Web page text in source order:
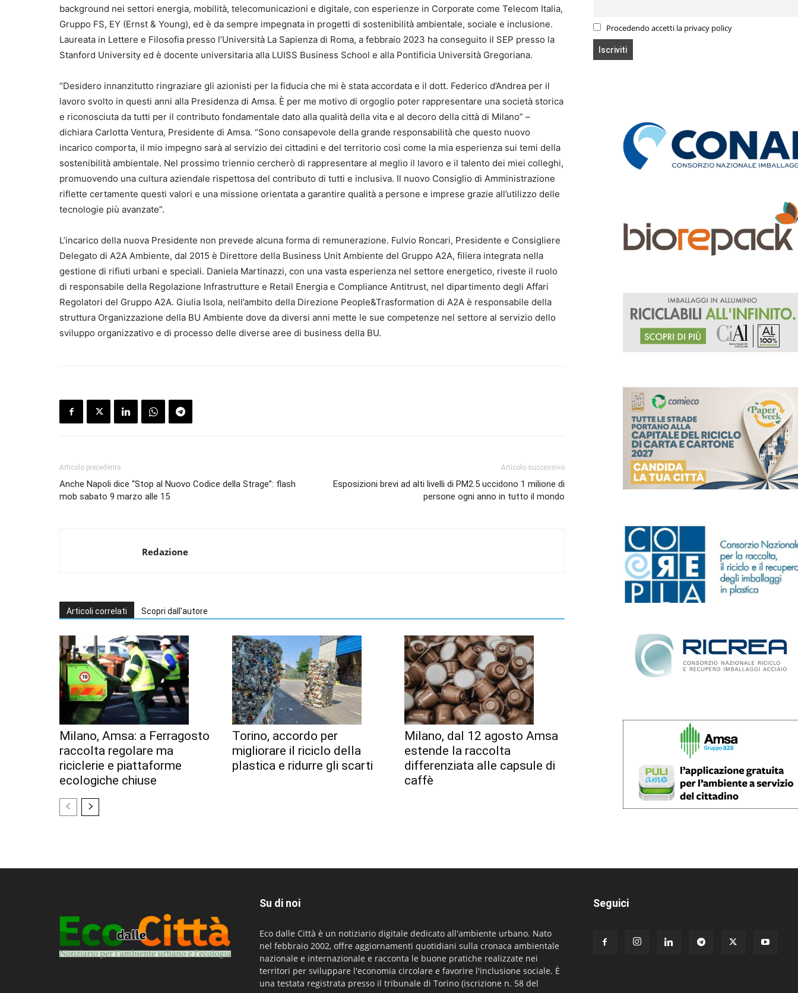
background nei settori energia, mobilità, telecomunicazioni e digitale, con esperienze in Corporate come Telecom Italia,
Gruppo FS, EY (Ernst & Young), ed è da sempre impegnata in progetti di sostenibilità ambientale, sociale e inclusione.
Laureata in Lettere e Filosofia presso l’Università La Sapienza di Roma, a febbraio 2023 ha conseguito il SEP presso la
Stanford University ed è docente universitaria alla LUISS Business School e alla Pontificia Università Gregoriana.
“Desidero innanzitutto ringraziare gli azionisti per la fiducia che mi è stata accordata e il dott. Federico d’Andrea per il
lavoro svolto in questi anni alla Presidenza di Amsa. È per me motivo di orgoglio poter rappresentare una società storica
e riconosciuta da tutti per il contributo fondamentale dato alla qualità della vita e al decoro della città di Milano” –
dichiara Carlotta Ventura, Presidente di Amsa. “Sono consapevole della grande responsabilità che questo nuovo
incarico comporta, il mio impegno sarà al servizio dei cittadini e del territorio così come la mia esperienza sui temi della
sostenibilità ambientale. Nel prossimo triennio cercherò di rappresentare al meglio il lavoro e il talento dei miei colleghi,
promuovendo una cultura aziendale rispettosa del contributo di tutti e inclusiva. Il nuovo Consiglio di Amministrazione
riflette certamente questi valori e una missione orientata a garantire qualità a persone e imprese grazie all’utilizzo delle
tecnologie più avanzate”.
L’incarico della nuova Presidente non prevede alcuna forma di remunerazione. Fulvio Roncari, Presidente e Consigliere
Delegato di A2A Ambiente, dal 2015 è Direttore della Business Unit Ambiente del Gruppo A2A, filiera integrata nella
gestione di rifiuti urbani e speciali. Daniela Martinazzi, con una vasta esperienza nel settore energetico, riveste il ruolo
di responsabile della Regolazione Infrastrutture e Retail Energia e Compliance Antitrust, nel dipartimento degli Affari
Regolatori del Gruppo A2A. Giulia Isola, nell’ambito della Direzione People&Trasformation di A2A è responsabile della
struttura Organizzazione della BU Ambiente dove da diversi anni mette le sue competenze nel settore al servizio dello
sviluppo organizzativo e di processo delle diverse aree di business della BU.
Articolo precedente
Anche Napoli dice “Stop al Nuovo Codice della Strage”: flash
mob sabato 9 marzo alle 15
Articolo successivo
Esposizioni brevi ad alti livelli di PM2.5 uccidono 1 milione di
persone ogni anno in tutto il mondo
Redazione
Articoli correlati Scopri dall'autore
Milano, Amsa: a Ferragosto
raccolta regolare ma
riciclerie e piattaforme
ecologiche chiuse
Torino, accordo per
migliorare il riciclo della
plastica e ridurre gli scarti
Milano, dal 12 agosto Amsa
estende la raccolta
differenziata alle capsule di
caffè
Procedendo accetti la privacy policy
Su di noi
Eco dalle Città è un notiziario digitale dedicato all'ambiente urbano. Nato
nel febbraio 2002, offre aggiornamenti quotidiani sulla cronaca ambientale
nazionale e internazionale e racconta le buone pratiche realizzate nei
territori per sviluppare l'economia circolare e favorire l'inclusione sociale. È
una testata registrata presso il tribunale di Torino (iscrizione n. 58 del
Seguici